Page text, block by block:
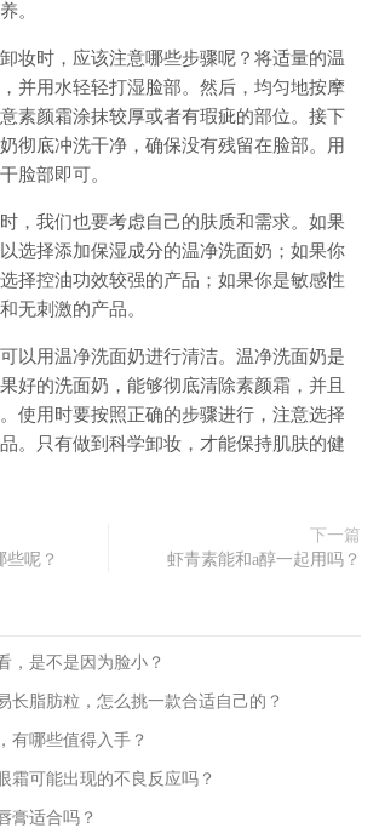
。
妆时，应该注意哪些步骤呢？将适量的温
并用水轻轻打湿脸部。然后，均匀地按摩
素颜霜涂抹较厚或者有瑕疵的部位。接下
彻底冲洗干净，确保没有残留在脸部。用
脸部即可。
，我们也要考虑自己的肤质和需求。如果
选择添加保湿成分的温净洗面奶；如果你
择控油功效较强的产品；如果你是敏感性
无刺激的产品。
以用温净洗面奶进行清洁。温净洗面奶是
好的洗面奶，能够彻底清除素颜霜，并且
使用时要按照正确的步骤进行，注意选择
。只有做到科学卸妆，才能保持肌肤的健
些呢？
下一篇
虾青素能和a醇一起用吗？
，是不是因为脸小？
长脂肪粒，怎么挑一款合适自己的？
有哪些值得入手？
霜可能出现的不良反应吗？
膏适合吗？